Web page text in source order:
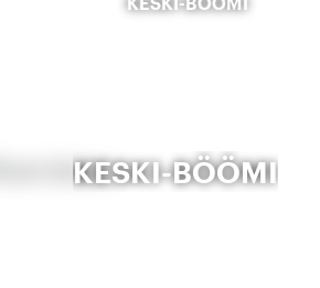
KESKI-BÖÖMI